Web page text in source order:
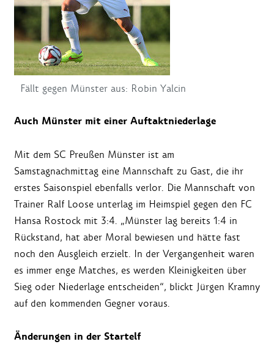
Fällt gegen Münster aus: Robin Yalcin
Auch Münster mit einer Auftaktniederlage
Mit dem SC Preußen Münster ist am
Samstagnachmittag eine Mannschaft zu Gast, die ihr
erstes Saisonspiel ebenfalls verlor. Die Mannschaft von
Trainer Ralf Loose unterlag im Heimspiel gegen den FC
Hansa Rostock mit 3:4. „Münster lag bereits 1:4 in
Rückstand, hat aber Moral bewiesen und hätte fast
noch den Ausgleich erzielt. In der Vergangenheit waren
es immer enge Matches, es werden Kleinigkeiten über
Sieg oder Niederlage entscheiden“, blickt Jürgen Kramny
auf den kommenden Gegner voraus.
Änderungen in der Startelf